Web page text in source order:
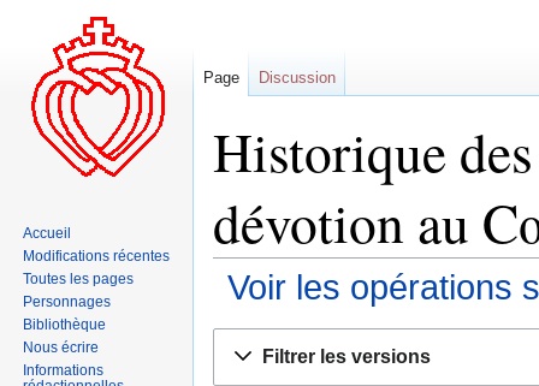
Historique
dévotion au
Voir les opérations
Filtrer les versions
Page Discussion
Accueil
Modifications récentes
Toutes les pages
Personnages
Bibliothèque
Nous écrire
Informations